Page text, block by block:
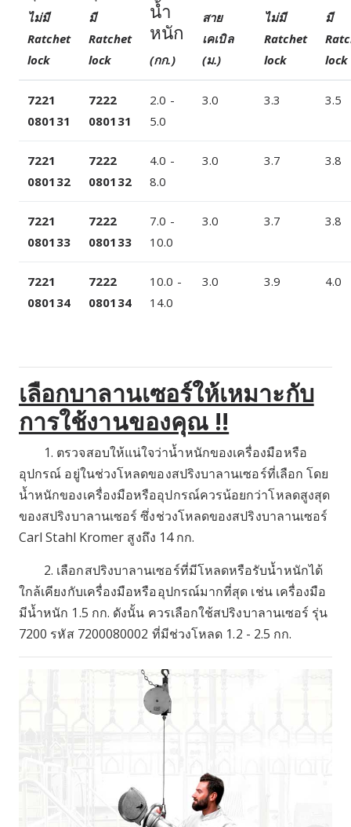
ไม่มี
Ratchet
lock
มี
Ratchet
lock
น้ำ
หนัก
(กก.)
สาย
เคเบิล
(ม.)
ไม่มี
Ratchet
lock
มี
lock
7221
080131
7222
080131
2.0 -
5.0
3.0 3.3 3.5
7221
080132
7222
080132
4.0 -
8.0
3.0 3.7 3.8
7221
080133
7222
080133
7.0 -
10.0
3.0 3.7 3.8
7221
080134
7222
080134
10.0 -
14.0
3.0 3.9 4.0
เลือกบาลานเซอร์ให้เหมาะกับ
การใช้งานของคุณ !!
1. ตรวจสอบให้แน่ใจว่าน้ำหนักของเครื่องมือหรือ
อุปกรณ์ อยู่ในช่วงโหลดของสปริงบาลานเซอร์ที่เลือก โดย
น้ำหนักของเครื่องมือหรืออุปกรณ์ควรน้อยกว่าโหลดสูงสุด
ของสปริงบาลานเซอร์ ซึ่งช่วงโหลดของสปริงบาลานเซอร์
Carl Stahl Kromer สูงถึง 14 กก.
2. เลือกสปริงบาลานเซอร์ที่มีโหลดหรือรับน้ำหนักได้
ใกล้เคียงกับเครื่องมือหรืออุปกรณ์มากที่สุด เช่น เครื่องมือ
มีน้ำหนัก 1.5 กก. ดังนั้น ควรเลือกใช้สปริงบาลานเซอร์ รุ่น
7200 รหัส 7200080002 ที่มีช่วงโหลด 1.2 - 2.5 กก.